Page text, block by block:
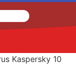
Kaspersky 10